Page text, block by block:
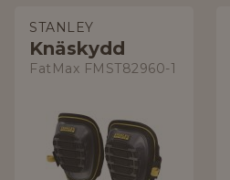
STANLEY
Knäskydd
FatMax FMST82960-1